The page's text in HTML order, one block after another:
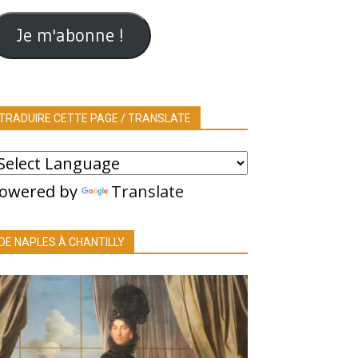
Je m'abonne !
CETTE PAGE / TRANSLATE
by Translate
NAPLES À CHANTILLY